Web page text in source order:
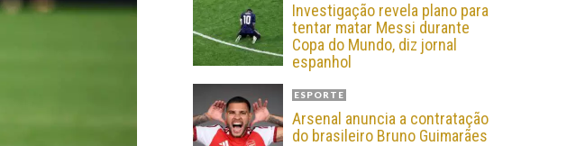
Investigação revela plano para
tentar matar Messi durante
Copa do Mundo, diz jornal
espanhol
ESPORTE
Arsenal anuncia a contratação
do brasileiro Bruno Guimarães